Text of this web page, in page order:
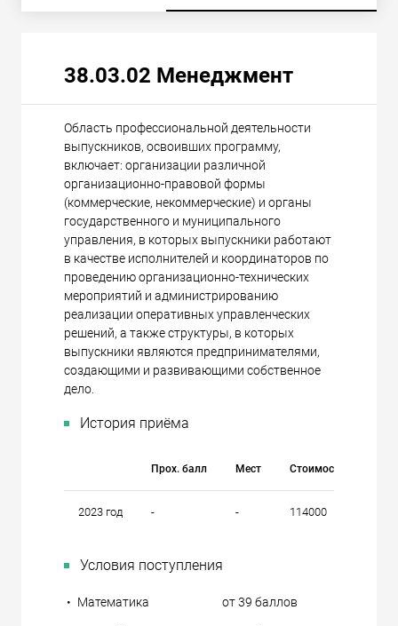
38.03.02 Менеджмент
Область профессиональной деятельности
выпускников, освоивших программу,
включает: организации различной
организационно-правовой формы
(коммерческие, некоммерческие) и органы
государственного и муниципального
управления, в которых выпускники работают
в качестве исполнителей и координаторов по
проведению организационно-технических
мероприятий и администрированию
реализации оперативных управленческих
решений, а также структуры, в которых
выпускники являются предпринимателями,
создающими и развивающими собственное
дело.
История приёма
Прох. балл Мест Стоимость
2023 год - - 114000
Условия поступления
• Математика от 39 баллов